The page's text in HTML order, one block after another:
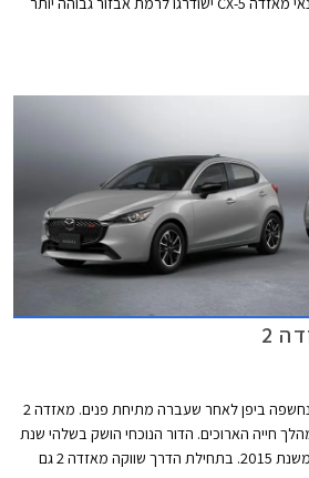
2
מכונית הסופר מיני מאזדה 2 נחשפה ביפן לאחר שעברה מתיחת פנים. מאזדה 2
חייה הארוכים. הדור הנוכחי הושק בשלהי שנת
2014 ומשווק בישראל ברצף משנת 2015. בתחילת הדרך שווקה מאזדה 2 גם